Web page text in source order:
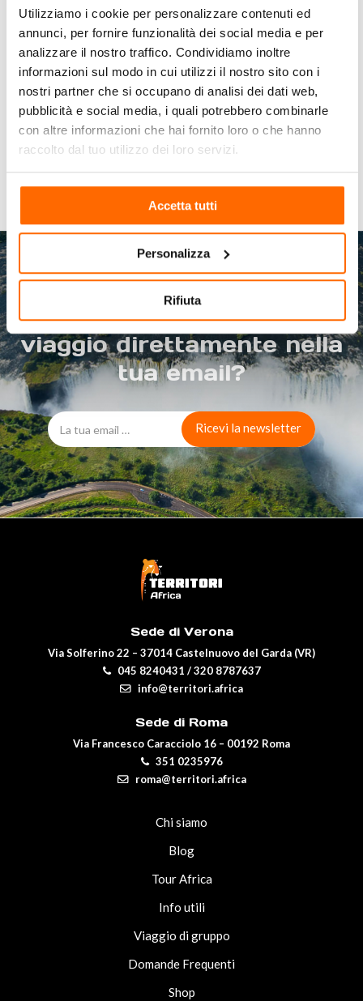
Utilizziamo i cookie per personalizzare contenuti ed
annunci, per fornire funzionalità dei social media e per
analizzare il nostro traffico. Condividiamo inoltre
informazioni sul modo in cui utilizzi il nostro sito con i
nostri partner che si occupano di analisi dei dati web,
pubblicità e social media, i quali potrebbero combinarle
con altre informazioni che hai fornito loro o che hanno
raccolto dal tuo utilizzo dei loro servizi.
Accetta tutti
Personalizza
Rifiuta
VICTORIA
ZAMBIA
NEWS
ZIMBABWE
Vuoi ricevere consigli di
viaggio direttamente nella
tua email?
Sede di Verona
Via Solferino 22 – 37014 Castelnuovo del Garda (VR)
045 8240431 /320 8787637
info@territori.africa
Sede di Roma
Via Francesco Caracciolo 16 – 00192 Roma
351 0235976
roma@territori.africa
Chi siamo
Blog
Tour Africa
Info utili
Viaggio di gruppo
Domande Frequenti
Shop